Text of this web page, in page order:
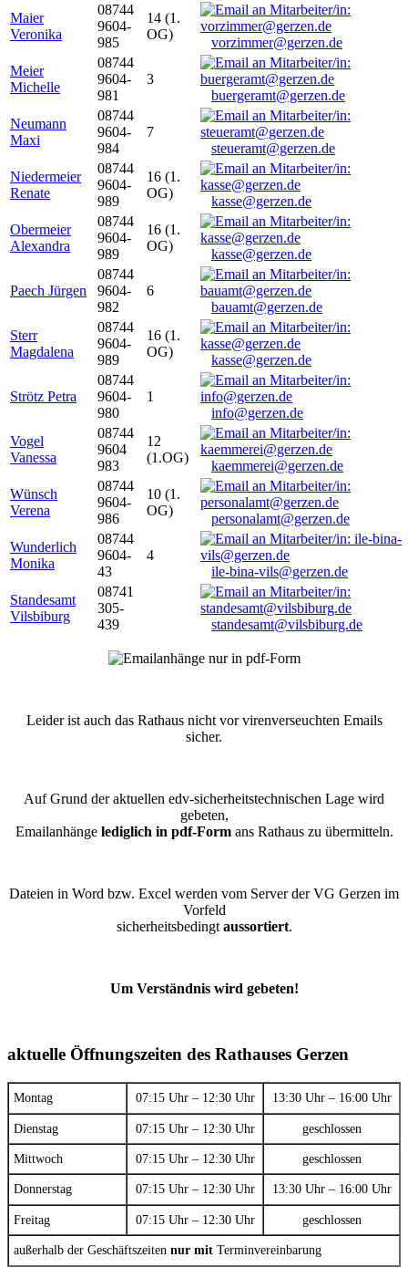
Maier
Veronika
08744
9604-
985
14 (1.
OG)
vorzimmer@gerzen.de
Meier
Michelle
08744
9604-
981
3
buergeramt@gerzen.de
Neumann
Maxi
08744
9604-
984
7
steueramt@gerzen.de
Niedermeier
Renate
08744
9604-
989
16 (1.
OG)
kasse@gerzen.de
Obermeier
Alexandra
08744
9604-
989
16 (1.
OG)
kasse@gerzen.de
Paech Jürgen
08744
9604-
982
6
bauamt@gerzen.de
Sterr
Magdalena
08744
9604-
989
16 (1.
OG)
kasse@gerzen.de
Strötz Petra
08744
9604-
980
1
info@gerzen.de
Vogel
Vanessa
08744
9604
983
12
(1.OG)
kaemmerei@gerzen.de
Wünsch
Verena
08744
9604-
986
10 (1.
OG)
personalamt@gerzen.de
Wunderlich
Monika
08744
9604-
43
4
ile-bina-vils@gerzen.de
Standesamt
Vilsbiburg
08741
305-
439
standesamt@vilsbiburg.de
Leider ist auch das Rathaus nicht vor virenverseuchten Emails
sicher.
Auf Grund der aktuellen edv-sicherheitstechnischen Lage wird
gebeten,
Emailanhänge lediglich in pdf-Formans Rathaus zu übermitteln.
Dateien in Word bzw. Excel werden vom Server der VG Gerzen im
Vorfeld
sicherheitsbedingt aussortiert.
Um Verständnis wird gebeten!
aktuelle Öffnungszeiten des Rathauses Gerzen
Montag 07:15 Uhr – 12:30 Uhr 13:30 Uhr – 16:00 Uhr
Dienstag 07:15 Uhr – 12:30 Uhr geschlossen
Mittwoch 07:15 Uhr – 12:30 Uhr geschlossen
Donnerstag 07:15 Uhr – 12:30 Uhr 13:30 Uhr – 16:00 Uhr
Freitag 07:15 Uhr – 12:30 Uhr geschlossen
außerhalb der Geschäftszeiten nur mit Terminvereinbarung